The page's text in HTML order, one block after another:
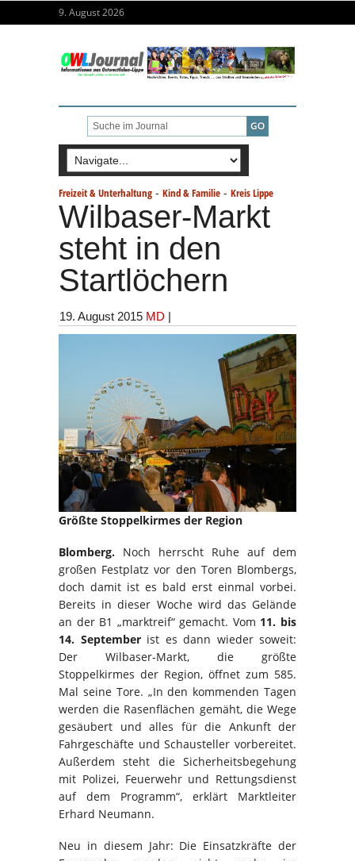
9. August 2026
Freizeit & Unterhaltung - Kind & Familie - Kreis Lippe
Wilbaser-Markt
steht in den
Startlöchern
19. August 2015 MD |
Größte Stoppelkirmes der Region
Blomberg. Noch herrscht Ruhe auf dem
großen Festplatz vor den Toren Blombergs,
doch damit ist es bald erst einmal vorbei.
Bereits in dieser Woche wird das Gelände
an der B1 „marktreif“ gemacht. Vom 11. bis
14. Septemberist es dann wieder soweit:
Der Wilbaser-Markt, die größte
Stoppelkirmes der Region, öffnet zum 585.
Mal seine Tore. „In den kommenden Tagen
werden die Rasenflächen gemäht, die Wege
gesäubert und alles für die Ankunft der
Fahrgeschäfte und Schausteller vorbereitet.
Außerdem steht die Sicherheitsbegehung
mit Polizei, Feuerwehr und Rettungsdienst
auf dem Programm“, erklärt Marktleiter
Erhard Neumann.
Neu in diesem Jahr: Die Einsatzkräfte der